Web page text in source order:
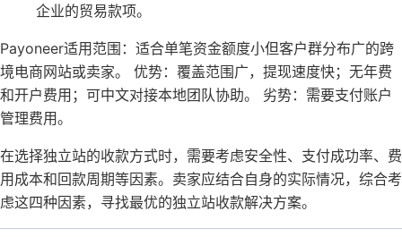
企业的贸易款项。
Payoneer适用范围：适合单笔资金额度小但客户群分布广的跨
境电商网站或卖家。 优势：覆盖范围广，提现速度快；无年费
和开户费用；可中文对接本地团队协助。 劣势：需要支付账户
管理费用。
在选择独立站的收款方式时，需要考虑安全性、支付成功率、费
用成本和回款周期等因素。卖家应结合自身的实际情况，综合考
虑这四种因素，寻找最优的独立站收款解决方案。